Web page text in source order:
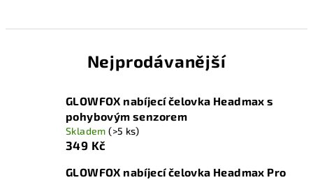
Nejprodávanější
GLOWFOX nabíjecí čelovka Headmax s
pohybovým senzorem
Skladem(>5 ks)
349 Kč
GLOWFOX nabíjecí čelovka Headmax Pro